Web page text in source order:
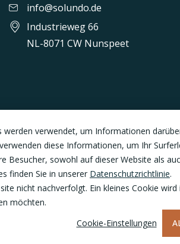
info@solundo.de
Industrieweg 66
NL-8071 CW Nunspeet
verwendet, um Informationen
diese Informationen, um Ihr
Besucher, sowohl auf dieser Website als
finden Sie in unserer Datenschutzrichtlinie.
nicht nachverfolgt. Ein kleines Cookie
möchten.
Cookie-Einstellungen